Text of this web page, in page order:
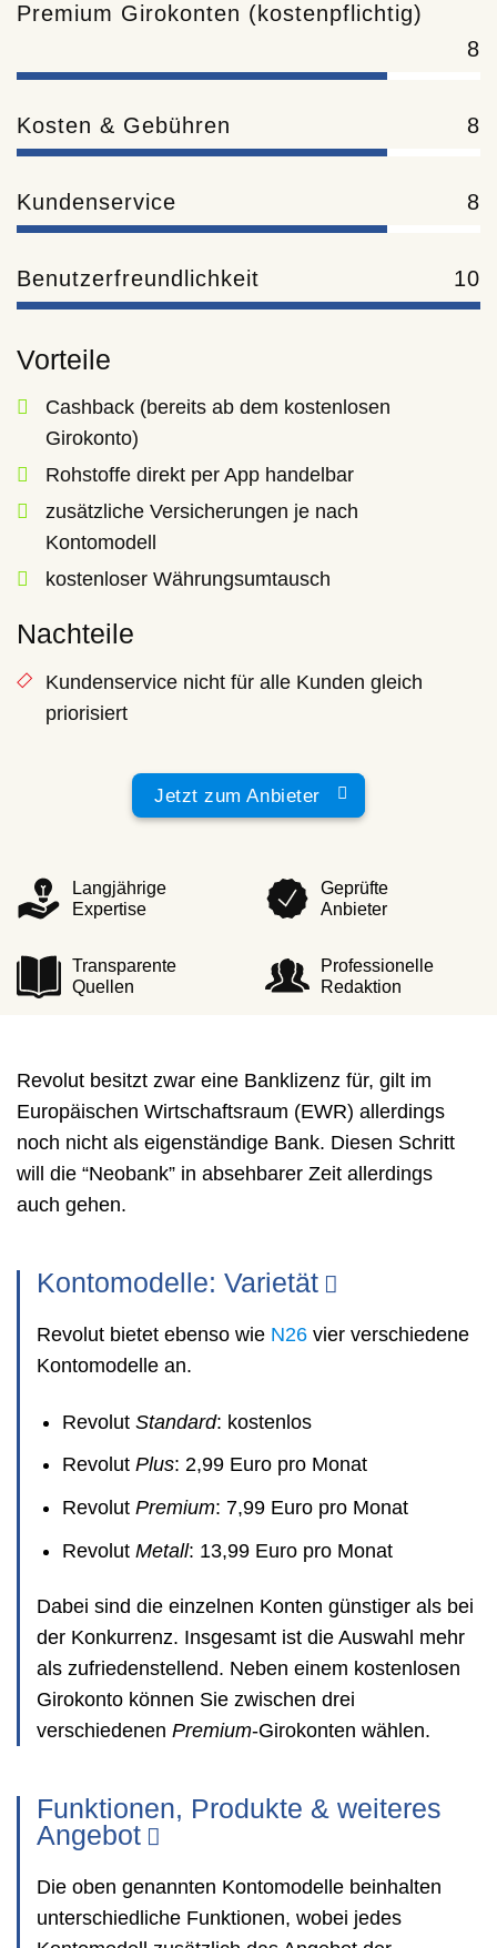
Premium Girokonten (kostenpflichtig)
8
Kosten & Gebühren 8
Kundenservice 8
Benutzerfreundlichkeit 10
Vorteile
Cashback (bereits ab dem kostenlosen
Girokonto)
Rohstoffe direkt per App handelbar
zusätzliche Versicherungen je nach
Kontomodell
kostenloser Währungsumtausch
Nachteile
Kundenservice nicht für alle Kunden gleich
priorisiert
Jetzt zum Anbieter
Langjährige
Expertise
Geprüfte
Anbieter
Transparente
Quellen
Professionelle
Redaktion
Revolut besitzt zwar eine Banklizenz für, gilt im
Europäischen Wirtschaftsraum (EWR) allerdings
noch nicht als eigenständige Bank. Diesen Schritt
will die “Neobank” in absehbarer Zeit allerdings
auch gehen.
Kontomodelle: Varietät
Revolut bietet ebenso wie N26 vier verschiedene
Kontomodelle an.
Revolut Standard: kostenlos
Revolut Plus: 2,99 Euro pro Monat
Revolut Premium: 7,99 Euro pro Monat
Revolut Metall: 13,99 Euro pro Monat
Dabei sind die einzelnen Konten günstiger als bei
der Konkurrenz. Insgesamt ist die Auswahl mehr
als zufriedenstellend. Neben einem kostenlosen
Girokonto können Sie zwischen drei
verschiedenen Premium-Girokonten wählen.
Funktionen, Produkte & weiteres
Angebot
Die oben genannten Kontomodelle beinhalten
unterschiedliche Funktionen, wobei jedes